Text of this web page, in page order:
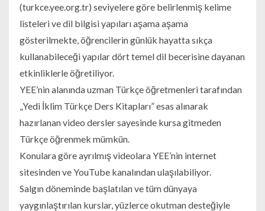
(turkce.yee.org.tr) seviyelere göre belirlenmiş kelime
listeleri ve dil bilgisi yapıları aşama aşama
gösterilmekte, öğrencilerin günlük hayatta sıkça
kullanabileceği yapılar dört temel dil becerisine dayanan
etkinliklerle öğretiliyor.
YEE’nin alanında uzman Türkçe öğretmenleri tarafından
„Yedi İklim Türkçe Ders Kitapları” esas alınarak
hazırlanan video dersler sayesinde kursa gitmeden
Türkçe öğrenmek mümkün.
Konulara göre ayrılmış videolara YEE’nin internet
sitesinden ve YouTube kanalından ulaşılabiliyor.
Salgın döneminde başlatılan ve tüm dünyaya
yaygınlaştırılan kurslar, yüzlerce okutman desteğiyle